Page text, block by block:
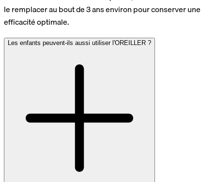
le remplacer au bout de 3 ans environ pour conserver une
efficacité optimale.
Les enfants peuvent-ils aussi utiliser l'OREILLER ?